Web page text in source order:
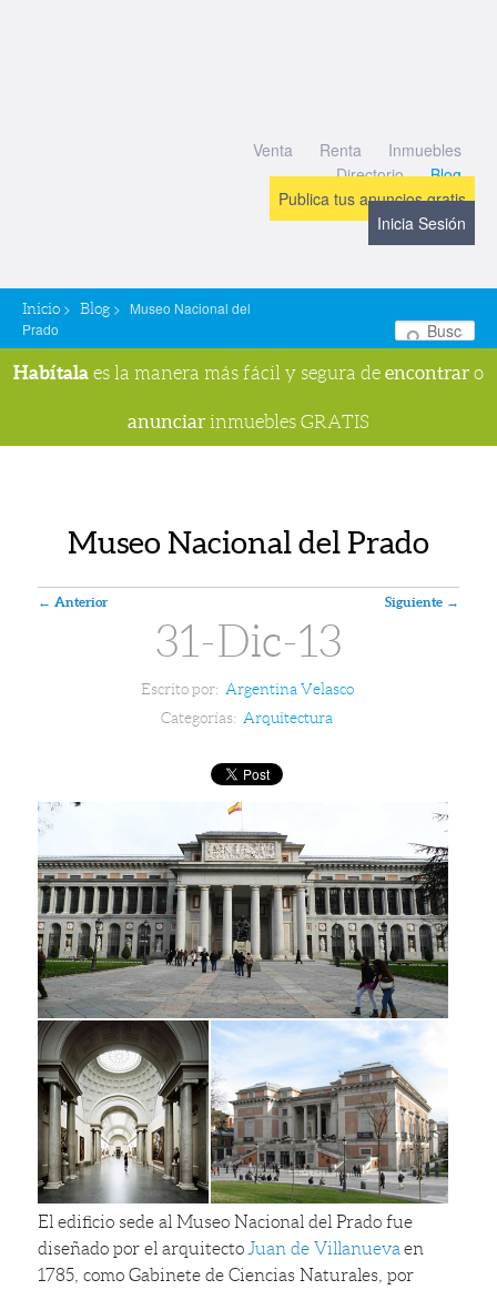
Venta Renta
Inmuebles
Directorio
Blog
Publica tus anuncios gratis
Inicia Sesión
Inicio > Blog > Museo Nacional del
Prado
Habítala es la manera más fácil y segura de encontrar o
anunciar inmuebles GRATIS
Museo Nacional del Prado
Navegador de artículos
← Anterior Siguiente →
31-Dic-13
Escrito por: Argentina Velasco
Categorías: Arquitectura
El edificio sede al Museo Nacional del Prado fue
diseñado por el arquitecto Juan de Villanueva en
1785, como Gabinete de Ciencias Naturales, por